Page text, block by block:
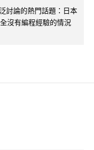
討論的熱門話題：日本
沒有編程經驗的情況